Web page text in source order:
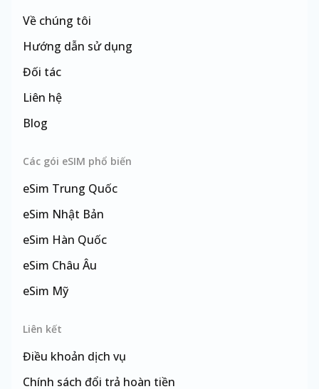
Về chúng tôi
Hướng dẫn sử dụng
Đối tác
Liên hệ
Blog
Các gói eSIM phổ biến
eSim Trung Quốc
eSim Nhật Bản
eSim Hàn Quốc
eSim Châu Âu
eSim Mỹ
Liên kết
Điều khoản dịch vụ
Chính sách đổi trả hoàn tiền